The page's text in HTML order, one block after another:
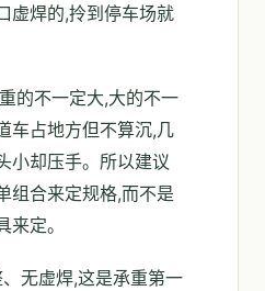
虚焊的,拎到停车场就
的不一定大,大的不一
车占地方但不算沉,几
小却压手。所以建议
组合来定规格,而不是
定。
无虚焊,这是承重第一